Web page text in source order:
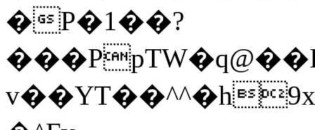
�P�1��?